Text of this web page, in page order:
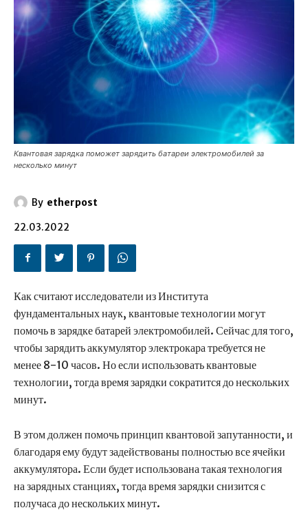
Квантовая зарядка поможет зарядить батареи электромобилей за
несколько минут
By etherpost
22.03.2022
Как считают исследователи из Института
фундаментальных наук, квантовые технологии могут
помочь в зарядке батарей электромобилей. Сейчас для того,
чтобы зарядить аккумулятор электрокара требуется не
менее 8-10 часов. Но если использовать квантовые
технологии, тогда время зарядки сократится до нескольких
минут.
В этом должен помочь принцип квантовой запутанности, и
благодаря ему будут задействованы полностью все ячейки
аккумулятора. Если будет использована такая технология
на зарядных станциях, тогда время зарядки снизится с
получаса до нескольких минут.